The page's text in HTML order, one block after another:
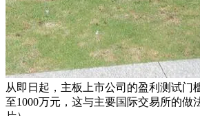
从即日起，主板上市公司的盈利测试门
至1000万元，这与主要国际交易所的做